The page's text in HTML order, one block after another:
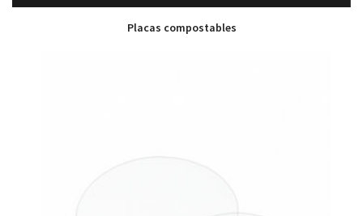
Placas compostables